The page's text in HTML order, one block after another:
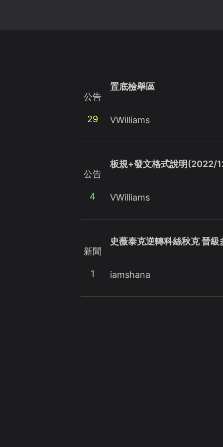
公告
29
置底檢舉區
VWilliams
公告
4
板規+發文格式說明(2022/
VWilliams
新聞
1
史薇泰克逆轉科絲秋克 晉級
iamshana